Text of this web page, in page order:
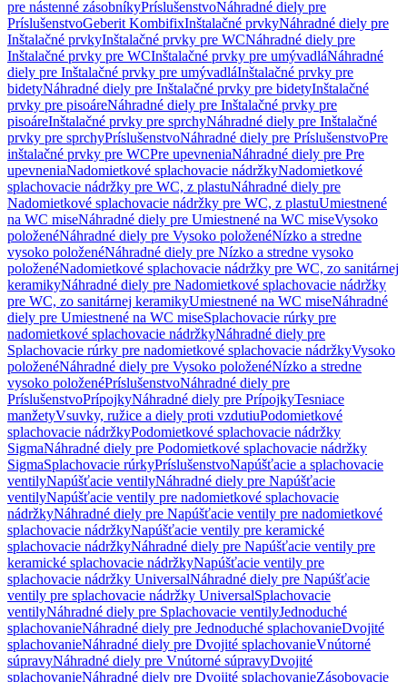
pre nástenné zásobníkyPríslušenstvoNáhradné diely pre
PríslušenstvoGeberit KombifixInštalačné prvkyNáhradné diely pre
Inštalačné prvkyInštalačné prvky pre WCNáhradné diely pre
Inštalačné prvky pre WCInštalačné prvky pre umývadláNáhradné
diely pre Inštalačné prvky pre umývadláInštalačné prvky pre
bidetyNáhradné diely pre Inštalačné prvky pre bidetyInštalačné
prvky pre pisoáreNáhradné diely pre Inštalačné prvky pre
pisoáreInštalačné prvky pre sprchyNáhradné diely pre Inštalačné
prvky pre sprchyPríslušenstvoNáhradné diely pre PríslušenstvoPre
inštalačné prvky pre WCPre upevneniaNáhradné diely pre Pre
upevneniaNadomietkové splachovacie nádržkyNadomietkové
splachovacie nádržky pre WC, z plastuNáhradné diely pre
Nadomietkové splachovacie nádržky pre WC, z plastuUmiestnené
na WC miseNáhradné diely pre Umiestnené na WC miseVysoko
položenéNáhradné diely pre Vysoko položenéNízko a stredne
vysoko položenéNáhradné diely pre Nízko a stredne vysoko
položenéNadomietkové splachovacie nádržky pre WC, zo sanitárnej
keramikyNáhradné diely pre Nadomietkové splachovacie nádržky
pre WC, zo sanitárnej keramikyUmiestnené na WC miseNáhradné
diely pre Umiestnené na WC miseSplachovacie rúrky pre
nadomietkové splachovacie nádržkyNáhradné diely pre
Splachovacie rúrky pre nadomietkové splachovacie nádržkyVysoko
položenéNáhradné diely pre Vysoko položenéNízko a stredne
vysoko položenéPríslušenstvoNáhradné diely pre
PríslušenstvoPrípojkyNáhradné diely pre PrípojkyTesniace
manžetyVsuvky, ružice a diely proti vzdutiuPodomietkové
splachovacie nádržkyPodomietkové splachovacie nádržky
SigmaNáhradné diely pre Podomietkové splachovacie nádržky
SigmaSplachovacie rúrkyPríslušenstvoNapúšťacie a splachovacie
ventilyNapúšťacie ventilyNáhradné diely pre Napúšťacie
ventilyNapúšťacie ventily pre nadomietkové splachovacie
nádržkyNáhradné diely pre Napúšťacie ventily pre nadomietkové
splachovacie nádržkyNapúšťacie ventily pre keramické
splachovacie nádržkyNáhradné diely pre Napúšťacie ventily pre
keramické splachovacie nádržkyNapúšťacie ventily pre
splachovacie nádržky UniversalNáhradné diely pre Napúšťacie
ventily pre splachovacie nádržky UniversalSplachovacie
ventilyNáhradné diely pre Splachovacie ventilyJednoduché
splachovanieNáhradné diely pre Jednoduché splachovanieDvojité
splachovanieNáhradné diely pre Dvojité splachovanieVnútorné
súpravyNáhradné diely pre Vnútorné súpravyDvojité
splachovanieNáhradné diely pre Dvojité splachovanieZásobovacie